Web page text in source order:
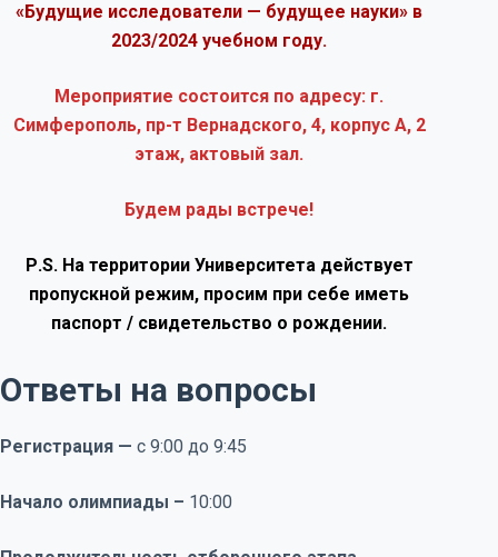
«Будущие исследователи — будущее науки» в
2023/2024 учебном году.
Мероприятие состоится по адресу: г.
Симферополь, пр-т Вернадского, 4, корпус А, 2
этаж, актовый зал.
Будем рады встрече!
Р.S. На территории Университета действует
пропускной режим, просим при себе иметь
паспорт / свидетельство о рождении.
Ответы на вопросы
Регистрация — с 9:00 до 9:45
Начало олимпиады – 10:00